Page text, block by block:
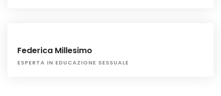
Federica Millesimo
ESPERTA IN EDUCAZIONE SESSUALE